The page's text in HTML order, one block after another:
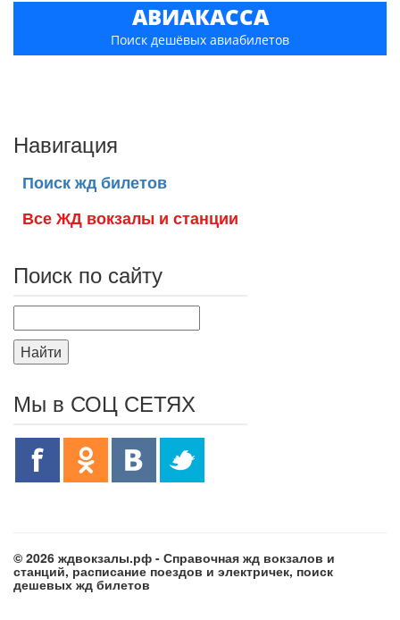
АВИАКАССА
Поиск дешёвых авиабилетов
Навигация
Поиск жд билетов
Все ЖД вокзалы и станции
Поиск по сайту
Найти
Мы в СОЦ СЕТЯХ
© 2026 ждвокзалы.рф - Справочная жд вокзалов и
станций, расписание поездов и электричек, поиск
дешевых жд билетов